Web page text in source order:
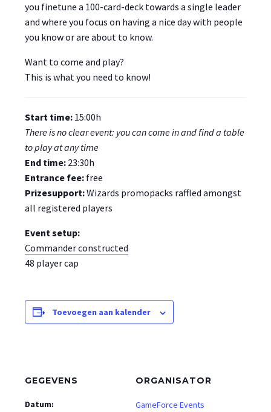
you finetune a 100-card-deck towards a single leader
and where you focus on having a nice day with people
you know or are about to know.
Want to come and play?
This is what you need to know!
Start time: 15:00h
There is no clear event: you can come in and find a table
to play at any time
End time: 23:30h
Entrance fee: free
Prizesupport:Wizards promopacks raffled amongst
all registered players
Event setup:
Commander constructed
48 player cap
Toevoegen aan kalender
GEGEVENS
Datum:
ORGANISATOR
GameForce Events